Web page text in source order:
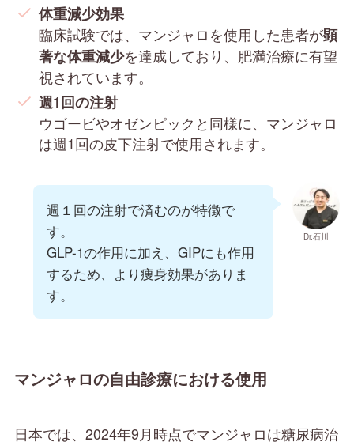
体重減少効果
臨床試験では、マンジャロを使用した患者が顕
著な体重減少を達成しており、肥満治療に有望
視されています。
週1回の注射
ウゴービやオゼンピックと同様に、マンジャロ
は週1回の皮下注射で使用されます。
Dr.石川
週１回の注射で済むのが特徴で
す。
GLP-1の作用に加え、GIPにも作用
するため、より痩身効果がありま
す。
マンジャロの自由診療における使用
日本では、2024年9月時点でマンジャロは糖尿病治